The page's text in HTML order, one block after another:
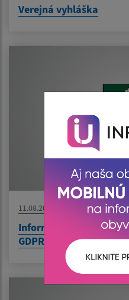
Verejná vyhláška
11.08.2023
Informačná povinnosť
GDPR